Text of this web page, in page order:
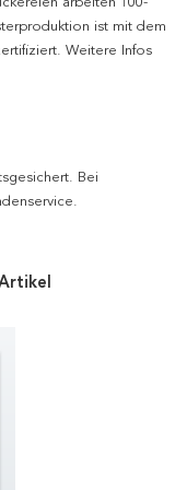
ist mit dem
Weitere Infos
Bei